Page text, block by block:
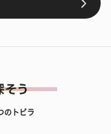
のトビラ